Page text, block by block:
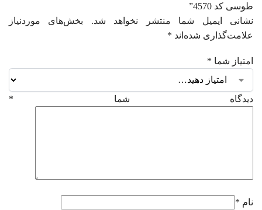
طوسی کد 4570”
نشانی ایمیل شما منتشر نخواهد شد.
بخش‌های موردنیاز
علامت‌گذاری شده‌اند *
امتیاز شما *
دیدگاه شما *
نام *